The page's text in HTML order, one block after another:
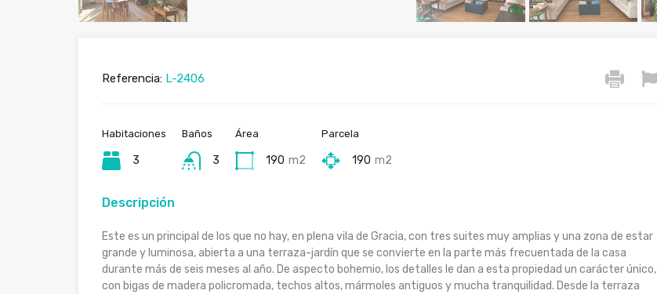
Referencia: L-2406
Habitaciones
3
Baños
3
Área
190 m2
Parcela
190 m2
Descripción
Este es un principal de los que no hay, en plena vila de Gracia, con tres suites muy amplias y una zona de estar
grande y luminosa, abierta a una terraza-jardín que se convierte en la parte más frecuentada de la casa
durante más de seis meses al año. De aspecto bohemio, los detalles le dan a esta propiedad un carácter único,
con bigas de madera policromada, techos altos, mármoles antiguos y mucha tranquilidad. Desde la terraza